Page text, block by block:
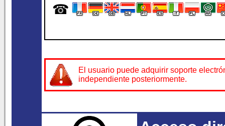
☎
El usuario puede adquirir soporte
independiente posteriormente.